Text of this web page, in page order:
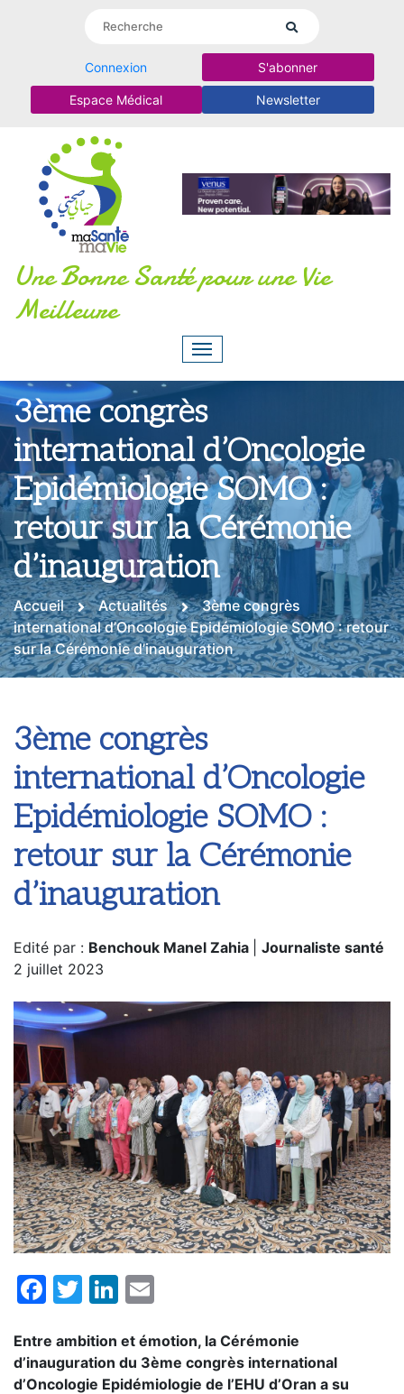
Connexion S'abonner
Espace Médical Newsletter
Une Bonne Santé pour une Vie
Meilleure
3ème congrès
international d’Oncologie
Epidémiologie SOMO :
retour sur la Cérémonie
d’inauguration
Accueil Actualités
3ème congrès
international d’Oncologie Epidémiologie SOMO : retour
sur la Cérémonie d’inauguration
3ème congrès
international d’Oncologie
Epidémiologie SOMO :
retour sur la Cérémonie
d’inauguration
Edité par : Benchouk Manel Zahia
Journaliste santé
2 juillet 2023
Facebook
TwitterLinkedIn
Entre ambition et émotion, la Cérémonie
d’inauguration du 3ème congrès international
d’Oncologie Epidémiologie de l’EHU d’Oran a su